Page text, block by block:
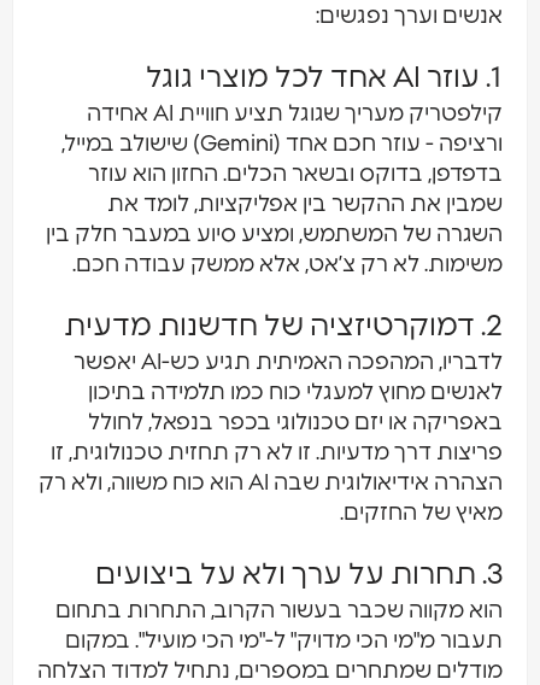
אנשים וערך נפגשים:
1. עוזר AI אחד לכל מוצרי גוגל
קילפטריק מעריך שגוגל תציע חוויית AI אחידה
ורציפה - עוזר חכם אחד (Gemini) שישולב במייל,
בדפדפן, בדוקס ובשאר הכלים. החזון הוא עוזר
שמבין את ההקשר בין אפליקציות, לומד את
השגרה של המשתמש, ומציע סיוע במעבר חלק בין
משימות. לא רק צ’אט, אלא ממשק עבודה חכם.
2. דמוקרטיזציה של חדשנות מדעית
לדבריו, המהפכה האמיתית תגיע כש-AI יאפשר
לאנשים מחוץ למעגלי כוח כמו תלמידה בתיכון
באפריקה או יזם טכנולוגי בכפר בנפאל, לחולל
פריצות דרך מדעיות. זו לא רק תחזית טכנולוגית, זו
הצהרה אידיאולוגית שבה AI הוא כוח משווה, ולא רק
מאיץ של החזקים.
3. תחרות על ערך ולא על ביצועים
הוא מקווה שכבר בעשור הקרוב, התחרות בתחום
תעבור מ"מי הכי מדויק" ל-"מי הכי מועיל". במקום
מודלים שמתחרים במספרים, נתחיל למדוד הצלחה